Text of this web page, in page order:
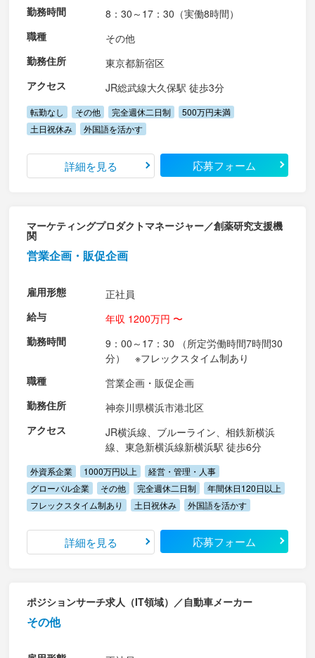
勤務時間
8：30～17：30（実働8時間）
職種
その他
勤務住所
東京都新宿区
アクセス
JR総武線大久保駅 徒歩3分
転勤なし その他 完全週休二日制
500万円未満
土日祝休み
外国語を活かす
詳細を見る 応募フォーム
マーケティングプロダクトマネージャー／創薬研究支援機
関
営業企画・販促企画
雇用形態
正社員
給与
年収 1200万円 〜
勤務時間
9：00～17：30 （所定労働時間7時間30
分） ※フレックスタイム制あり
職種
営業企画・販促企画
勤務住所
神奈川県横浜市港北区
アクセス
JR横浜線、ブルーライン、相鉄新横浜
線、東急新横浜線新横浜駅 徒歩6分
外資系企業 1000万円以上
経営・管理・人事
グローバル企業
その他 完全週休二日制
年間休日120日以上
フレックスタイム制あり
土日祝休み 外国語を活かす
詳細を見る 応募フォーム
ポジションサーチ求人（IT領域）／自動車メーカー
その他